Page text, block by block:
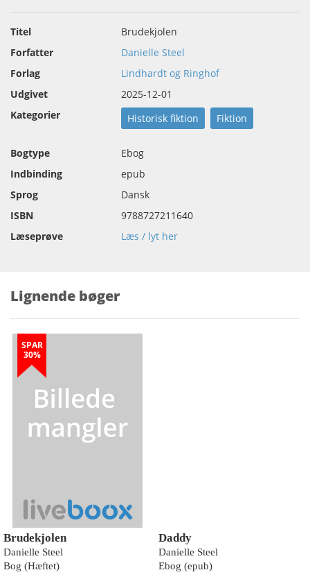
Titel
Brudekjolen
Forfatter
Danielle Steel
Forlag
Lindhardt og Ringhof
Udgivet
2025-12-01
Kategorier
Historisk fiktion Fiktion
Bogtype
Ebog
Indbinding
epub
Sprog
Dansk
ISBN
9788727211640
Læseprøve
Læs / lyt her
Lignende bøger
SPAR
30%
Brudekjolen
Danielle Steel
Bog (Hæftet)
Daddy
Danielle Steel
Ebog (epub)